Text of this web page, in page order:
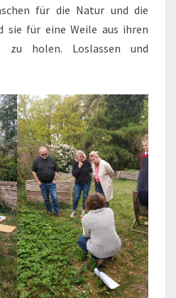
für die Natur und die
sie für eine Weile aus ihren
zu holen. Loslassen und